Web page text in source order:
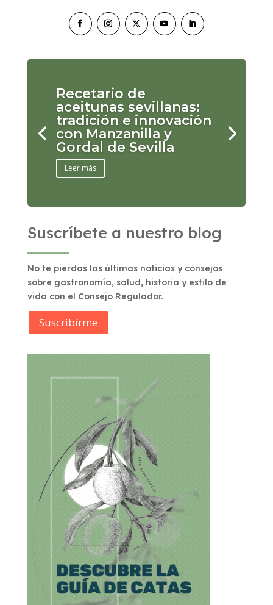
Recetario de
aceitunas sevillanas:
tradición e innovación
con Manzanilla y
Gordal de Sevilla
Leer más
Suscríbete a nuestro blog
No te pierdas las últimas noticias y consejos
sobre gastronomía, salud, historia y estilo de
vida con el Consejo Regulador.
Suscribírme